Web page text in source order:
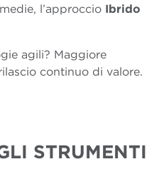
l’approccio Ibrido
agili? Maggiore
continuo di valore.
STRUMENTI